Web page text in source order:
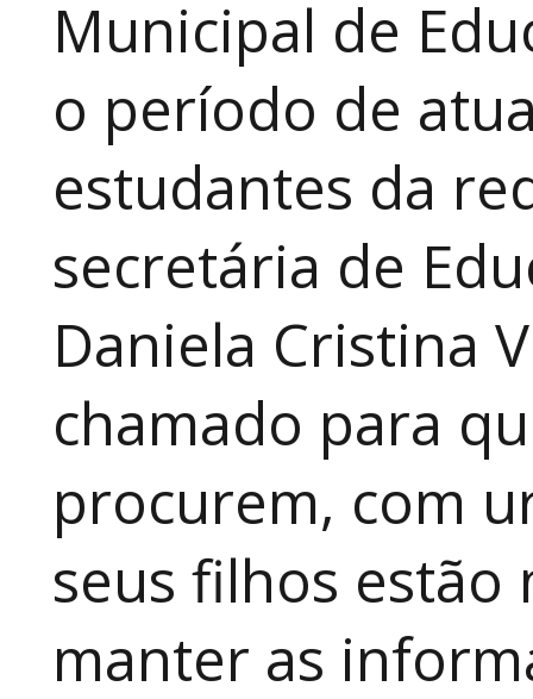
Municipal de
o período de
estudantes da
secretária de
Daniela Cristina
chamado para
procurem, com
seus filhos
manter as